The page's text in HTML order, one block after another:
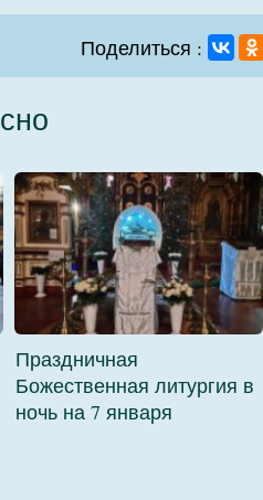
Поделиться :
Праздничная
Божественная литургия в
ночь на 7 января